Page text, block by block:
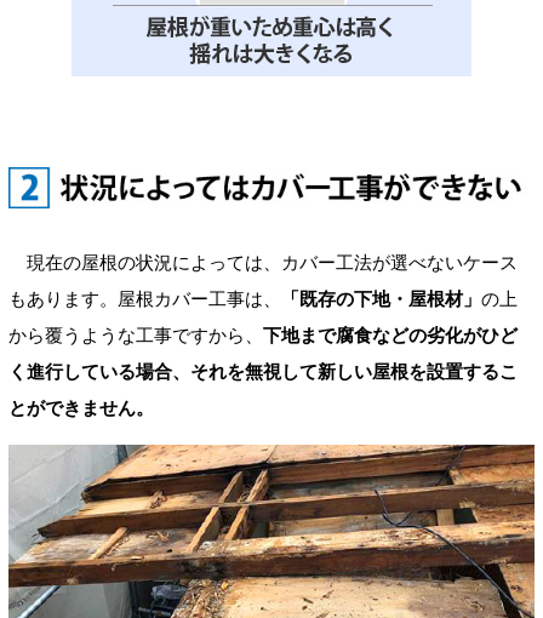
現在の屋根の状況によっては、カバー工法が選べないケース
もあります。屋根カバー工事は、
「既存の下地・屋根材」 の上
から覆うような工事ですから、 下地まで腐食などの劣化がひど
く進行している場合、それを無視して新しい屋根を設置するこ
とができません。